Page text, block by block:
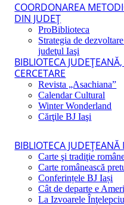
COORDONAREA
DIN JUDEŢ
ProBiblioteca
Strategia de
judeţul Iaşi
BIBLIOTECA
CERCETARE
Revista „Asachiana”
Calendar Cultural
Winter Wonderland
Cărţile BJ Iaşi
BIBLIOTECA
Carte şi tradiţie
Carte românească
Conferințele BJ Iași
Cât de departe e
La Izvoarele